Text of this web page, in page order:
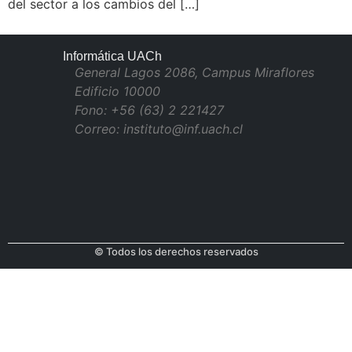
del sector a los cambios del […]
Informática UACh
General Lagos 2086, Campus Miraflores
Edificio 10000
Fono: +56 (63) 2 221427
Correo: instituto@inf.uach.cl
© Todos los derechos reservados